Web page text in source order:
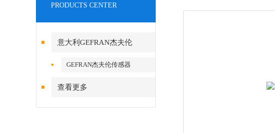
PRODUCTS CENTER
意大利GEFRAN杰夫伦
GEFRAN杰夫伦传感器
查看更多